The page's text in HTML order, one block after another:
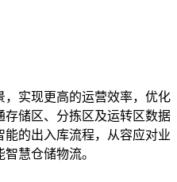
实现更高的运营效率，优化
储区、分拣区及运转区数据
的出入库流程，从容应对业
慧仓储物流。